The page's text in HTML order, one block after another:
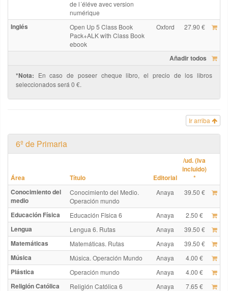
de l´éléve avec version
numérique
Inglés
Open Up 5 Class Book
Pack+ALK with Class Book
ebook
Oxford 27.90 €
Añadir todos
*Nota: En caso de poseer cheque libro, el precio de los libros
seleccionados será 0 €.
Ir arriba
6º de Primaria
Área Título Editorial
/ud. (Iva
incluido)
*
Conocimiento del
medio
Conocimiento del Medio.
Operación mundo
Anaya 39.50 €
Educación Física Educación Física 6 Anaya 2.50 €
Lengua Lengua 6. Rutas Anaya 39.50 €
Matemáticas Matemáticas. Rutas Anaya 39.50 €
Música Música. Operación Mundo Anaya 4.00 €
Plástica Operación mundo Anaya 4.00 €
Religión Católica Religión Católica 6 Anaya 7.65 €